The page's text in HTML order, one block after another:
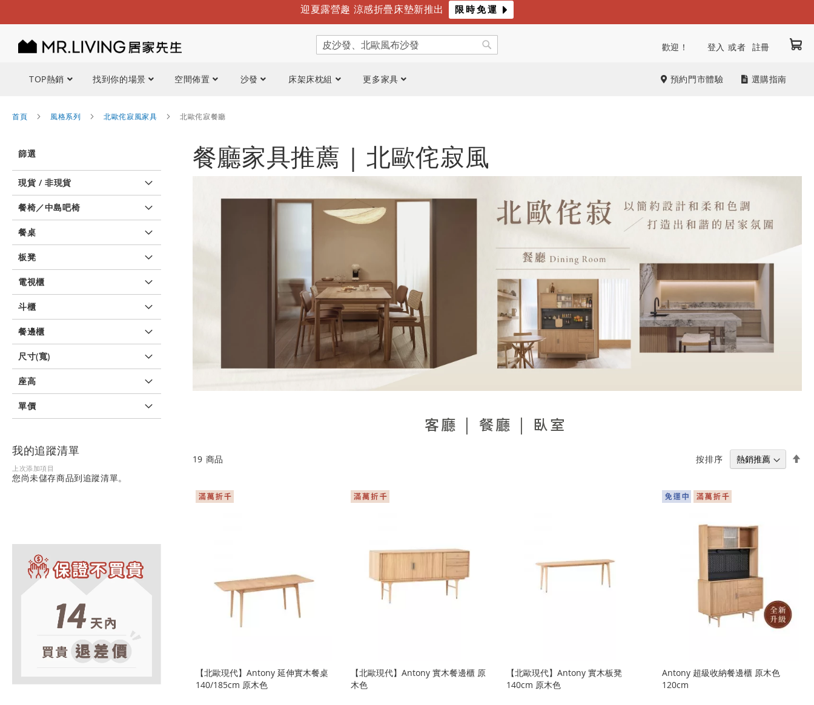
年度最爸氣優惠 限時滿萬折千倒數 4天07時38
迎夏露營趣 涼感折疊床墊新推出 限時免運
我
搜
尋
容
歡迎！ 登入 註冊
TOP熱銷 找到你的場景 空間佈置 沙發 床架床枕組 更多家具 預約門市體驗 選購指南
首頁 風格系列 北歐侘寂風家具 北歐侘寂餐廳
餐廳家具推薦 | 北歐侘寂風
客廳 餐廳 臥室
19 商品 按排序
【北歐現代】Antony 延伸實木餐桌
140/185cm 原木色
【北歐現代】Antony 實木餐邊櫃 原
木色
【北歐現代】Antony 實木板凳
140cm 原木色
Antony 超級收納餐邊櫃 原木色
120cm
篩選
現貨 / 非現貨
餐椅／中島吧椅
餐桌
板凳
電視櫃
斗櫃
餐邊櫃
尺寸(寬)
座高
單價
我的追蹤清單
上次添加項目
您尚未儲存商品到追蹤清單。